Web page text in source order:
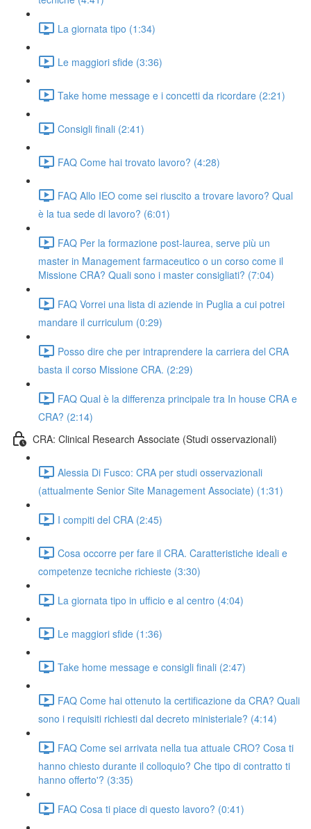
La giornata tipo (1:34)
Le maggiori sfide (3:36)
Take home message e i concetti da ricordare (2:21)
Consigli finali (2:41)
FAQ Come hai trovato lavoro? (4:28)
FAQ Allo IEO come sei riuscito a trovare lavoro? Qual
è la tua sede di lavoro? (6:01)
FAQ Per la formazione post-laurea, serve più un
master in Management farmaceutico o un corso come il
Missione CRA? Quali sono i master consigliati? (7:04)
FAQ Vorrei una lista di aziende in Puglia a cui potrei
mandare il curriculum (0:29)
Posso dire che per intraprendere la carriera del CRA
basta il corso Missione CRA. (2:29)
FAQ Qual è la differenza principale tra In house CRA e
CRA? (2:14)
CRA: Clinical Research Associate (Studi osservazionali)
Alessia Di Fusco: CRA per studi osservazionali
(attualmente Senior Site Management Associate) (1:31)
I compiti del CRA (2:45)
Cosa occorre per fare il CRA. Caratteristiche ideali e
competenze tecniche richieste (3:30)
La giornata tipo in ufficio e al centro (4:04)
Le maggiori sfide (1:36)
Take home message e consigli finali (2:47)
FAQ Come hai ottenuto la certificazione da CRA? Quali
sono i requisiti richiesti dal decreto ministeriale? (4:14)
FAQ Come sei arrivata nella tua attuale CRO? Cosa ti
hanno chiesto durante il colloquio? Che tipo di contratto ti
hanno offerto'? (3:35)
FAQ Cosa ti piace di questo lavoro? (0:41)